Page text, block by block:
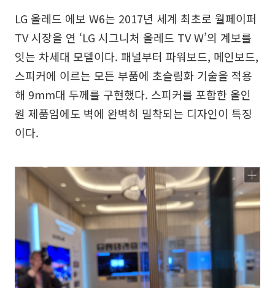
LG 올레드 에보 W6는 2017년 세계 최초로 월페이퍼
TV 시장을 연 ‘LG 시그니처 올레드 TV W’의 계보를
잇는 차세대 모델이다. 패널부터 파워보드, 메인보드,
스피커에 이르는 모든 부품에 초슬림화 기술을 적용
해 9mm대 두께를 구현했다. 스피커를 포함한 올인
원 제품임에도 벽에 완벽히 밀착되는 디자인이 특징
이다.